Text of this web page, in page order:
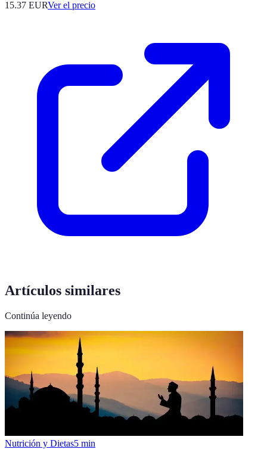
15.37 EURVer el precio
Artículos similares
Continúa leyendo
Nutrición y Dietas5 min